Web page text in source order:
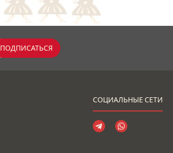
ПОДПИСАТЬСЯ
СОЦИАЛЬНЫЕ СЕТИ